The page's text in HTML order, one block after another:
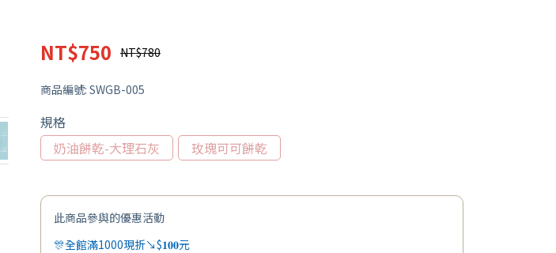
NT$750 NT$780
商品編號: SWGB-005
規格
奶油餅乾-大理石灰
玫瑰可可餅乾
此商品參與的優惠活動
🎊全館滿1000現折↘$𝟏𝟎𝟎元